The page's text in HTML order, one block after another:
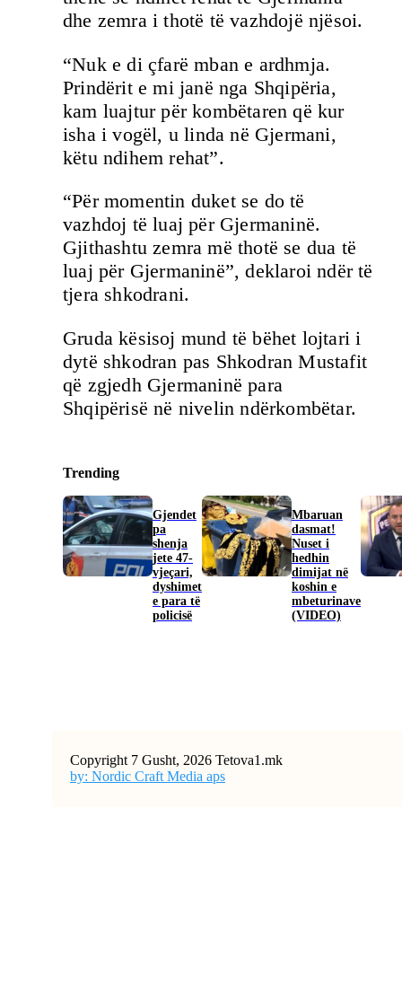
dhe zemra i thotë të vazhdojë njësoi.
“Nuk e di çfarë mban e ardhmja.
Prindërit e mi janë nga Shqipëria,
kam luajtur për kombëtaren që kur
isha i vogël, u linda në Gjermani,
këtu ndihem rehat”.
“Për momentin duket se do të
vazhdoj të luaj për Gjermaninë.
Gjithashtu zemra më thotë se dua të
luaj për Gjermaninë”, deklaroi ndër të
tjera shkodrani.
Gruda kësisoj mund të bëhet lojtari i
dytë shkodran pas Shkodran Mustafit
që zgjedh Gjermaninë para
Shqipërisë në nivelin ndërkombëtar.
Trending
Gjendet
pa
shenja
jete 47-
vjeçari,
dyshimet
e para të
policisë
Mbaruan
dasmat!
Nuset i
hedhin
dimijat në
koshin e
mbeturinave
(VIDEO)
Copyright 7 Gusht, 2026 Tetova1.mk
by: Nordic Craft Media aps